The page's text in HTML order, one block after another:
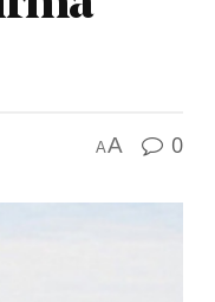
AA 0